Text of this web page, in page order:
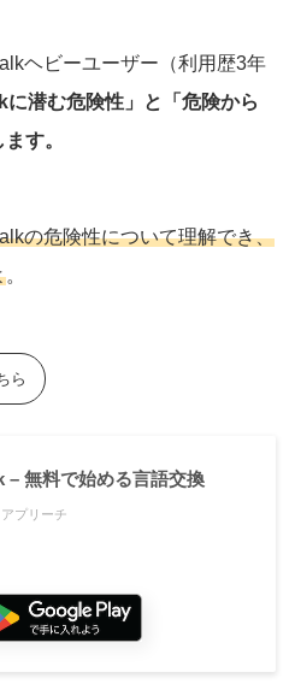
ヘビーユーザー（利用歴3年
に潜む危険性」と「危険から
す。
の危険性について理解でき、
。
ら
– 無料で始める言語交換
アプリーチ